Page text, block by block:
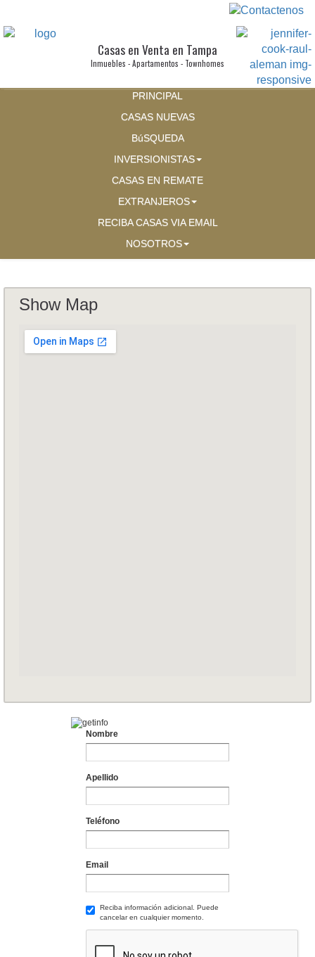
Casas en Venta en Tampa
Inmuebles - Apartamentos - Townhomes
PRINCIPAL
CASAS NUEVAS
BúSQUEDA
INVERSIONISTAS
CASAS EN REMATE
EXTRANJEROS
RECIBA CASAS VIA EMAIL
NOSOTROS
Show Map
Nombre
Apellido
Teléfono
Email
Reciba información adicional. Puede
cancelar en cualquier momento.